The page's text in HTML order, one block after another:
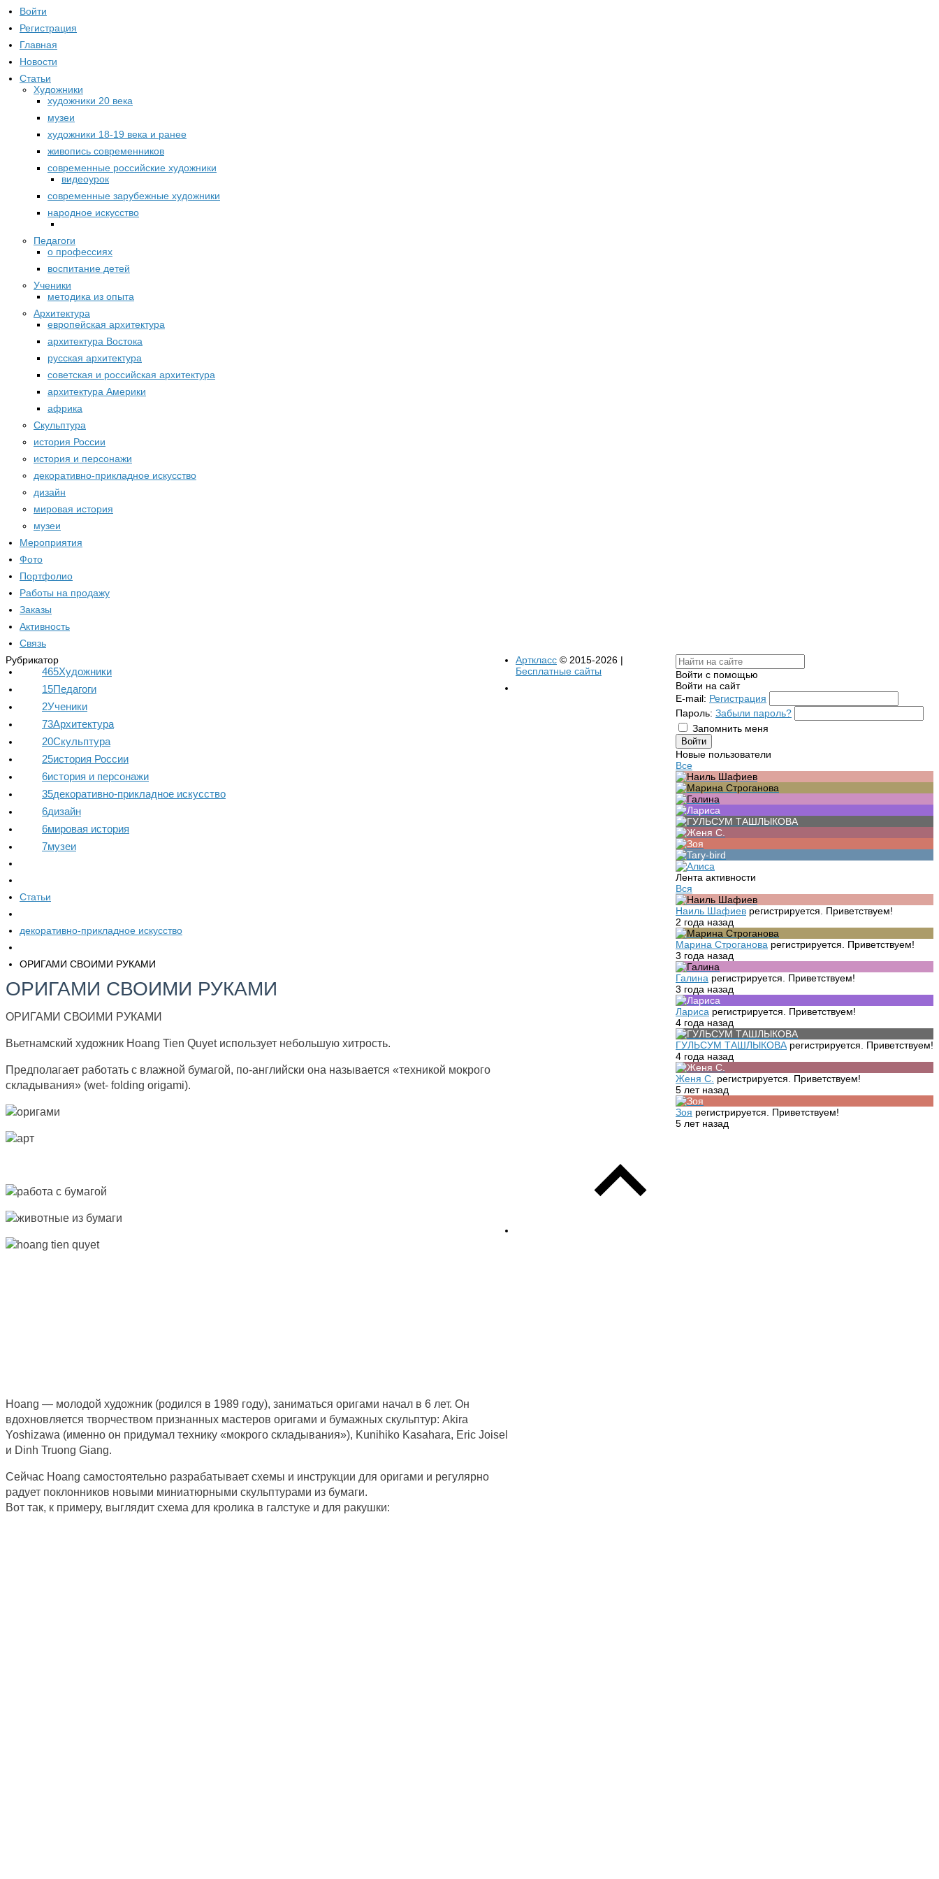
Войти
Регистрация
Главная
Новости
Статьи
Художники
художники 20 века
музеи
художники 18-19 века и ранее
живопись современников
современные российские художники
видеоурок
современные зарубежные художники
народное искусство
Педагоги
о профессиях
воспитание детей
Ученики
методика из опыта
Архитектура
европейская архитектура
архитектура Востока
русская архитектура
советская и российская архитектура
архитектура Америки
африка
Скульптура
история России
история и персонажи
декоративно-прикладное искусство
дизайн
мировая история
музеи
Мероприятия
Фото
Портфолио
Работы на продажу
Заказы
Активность
Связь
Рубрикатор
465Художники
15Педагоги
2Ученики
73Архитектура
20Скульптура
25история России
6история и персонажи
35декоративно-прикладное искусство
6дизайн
6мировая история
7музеи
Статьи
декоративно-прикладное искусство
О​РИГАМИ СВОИМИ РУКАМИ
О​РИГАМИ СВОИМИ РУКАМИ
ОРИГАМИ СВОИМИ РУКАМИ
Вьетнамский художник Hoang Tien Quyet использует небольшую хитрость.
Предполагает работать с влажной бумагой, по-английски она называется «техникой мокрого
складывания» (wet- folding origami).
Hoang — молодой художник (родился в 1989 году), заниматься оригами начал в 6 лет. Он
вдохновляется творчеством признанных мастеров оригами и бумажных скульптур: Akira
Yoshizawa (именно он придумал технику «мокрого складывания»), Kunihiko Kasahara, Eric Joisel
и Dinh Truong Giang.
Сейчас Hoang самостоятельно разрабатывает схемы и инструкции для оригами и регулярно
радует поклонников новыми миниатюрными скульптурами из бумаги.
Вот так, к примеру, выглядит схема для кролика в галстуке и для ракушки:
Войти с помощью
Войти на сайт
E-mail: Регистрация
Пароль: Забыли пароль?
Запомнить меня
Новые пользователи
Все
Лента активности
Вся
Наиль Шафиев регистрируется. Приветствуем!
2 года назад
Марина Строганова регистрируется. Приветствуем!
3 года назад
Галина регистрируется. Приветствуем!
3 года назад
Лариса регистрируется. Приветствуем!
4 года назад
ГУЛЬСУМ ТАШЛЫКОВА регистрируется. Приветствуем!
4 года назад
Женя С. регистрируется. Приветствуем!
5 лет назад
Зоя регистрируется. Приветствуем!
5 лет назад
Арткласс © 2015-2026 |
Бесплатные сайты